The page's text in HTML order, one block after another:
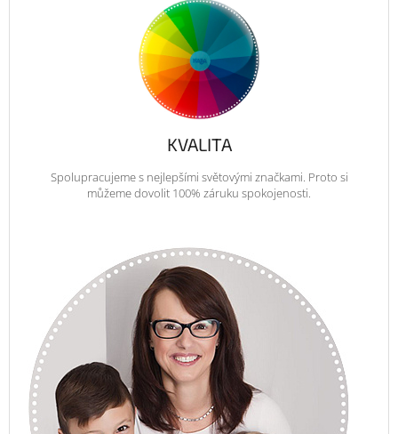
KVALITA
Spolupracujeme s nejlepšími světovými značkami. Proto si
můžeme dovolit 100% záruku spokojenosti.